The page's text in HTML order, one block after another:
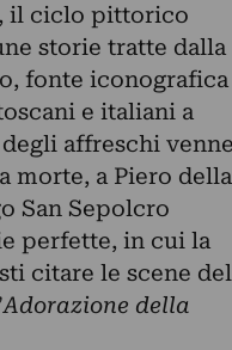
il ciclo pittorico
storie tratte dalla
fonte iconografica
e italiani a
affreschi
morte, a Piero della
San Sepolcro
perfette, in cui la
citare le scene del
Adorazione della